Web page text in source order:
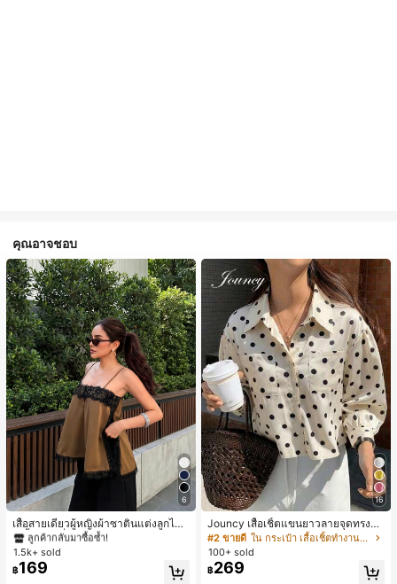
คุณอาจชอบ
6
เสื้อสายเดี่ยวผู้หญิงผ้าซาตินแต่งลูกไม้
- เสื้อสายเดี่ยวฤดูร้อนสีคากีมีรอยผ่าด้า
นข้างที่น่าดึงดูดแบบสบายๆ
#1 ขายดี
ใน สีกากี เสื้อสตรี เสื้อเบลาส์ & Tee
ลูกค้ากลับมาซื้อซ้ำ!
#1 ขายดี
ลูกค้ากลับมาซื้อซ้ำ!
#1 ขายดี
ลูกค้ากลับมาซื้อซ้ำ!
#1 ขายดี
ใน สีกากี เสื้อสตรี เสื้อเบลาส์ & Tee
1.5k+ sold
฿169
16
Jouncy เสื้อเชิ้ตแขนยาวลายจุดทรงหล
วมสำหรับผู้หญิง
#2 ขายดี
ใน กระเป๋า เสื้อเชิ้ตทำงานมีกระเป๋า
100+ sold
฿269